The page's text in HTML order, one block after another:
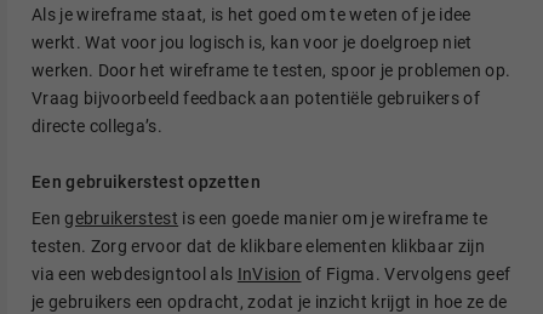
Als je wireframe staat, is het goed om te weten of je idee
werkt. Wat voor jou logisch is, kan voor je doelgroep niet
werken. Door het wireframe te testen, spoor je problemen op.
Vraag bijvoorbeeld feedback aan potentiële gebruikers of
directe collega’s.
Een gebruikerstest opzetten
Eengebruikerstest is een goede manier om je wireframe te
testen. Zorg ervoor dat de klikbare elementen klikbaar zijn
via een webdesigntool als InVision of Figma. Vervolgens geef
je gebruikers een opdracht, zodat je inzicht krijgt in hoe ze de